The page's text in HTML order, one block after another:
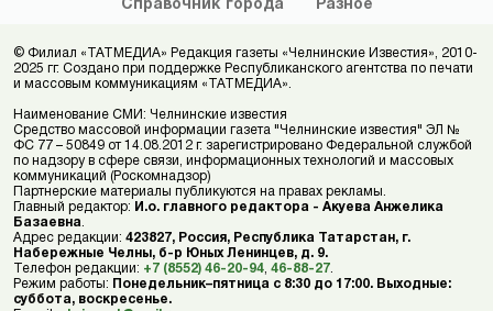
Справочник города Разное
© Филиал «ТАТМЕДИА» Редакция газеты «Челнинские Известия», 2010-
2025 гг. Создано при поддержке Республиканского агентства по печати
и массовым коммуникациям «ТАТМЕДИА».
Наименование СМИ: Челнинские известия
Средство массовой информации газета "Челнинские известия" ЭЛ №
ФС 77 – 50849 от 14.08.2012 г. зарегистрировано Федеральной службой
по надзору в сфере связи, информационных технологий и массовых
коммуникаций (Роскомнадзор)
Партнерские материалы публикуются на правах рекламы.
Главный редактор: И.о. главного редактора - Акуева Анжелика
Базаевна
Адрес редакции: 423827, Россия, Республика Татарстан, г.
Набережные Челны, б-р Юных Ленинцев, д. 9.
Телефон редакции: +7 (8552) 46-20-94 46-88-27
Режим работы: Понедельник–пятница с 8:30 до 17:00. Выходные:
суббота, воскресенье.